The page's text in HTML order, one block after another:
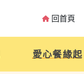
回首頁
愛心餐緣起